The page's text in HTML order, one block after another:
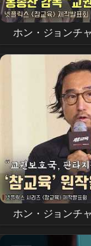
ホン・ジョンチ
いいのに」 |
ホン・ジョンチ
諦められなかっ